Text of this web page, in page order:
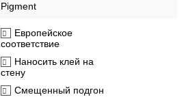
Pigment
Европейское
соответствие
Наносить клей на
стену
Смещенный подгон